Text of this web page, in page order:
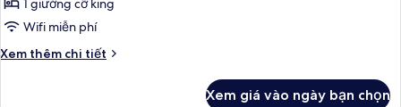
cảnh
phố
Wifi miễn phí
Xem thêm chi tiết
Chi
Xem giá vào ngày bạn chọn